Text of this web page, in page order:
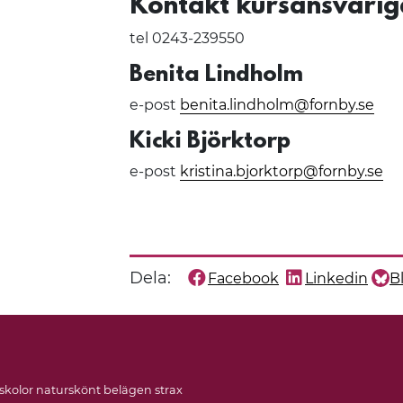
Kontakt
tel 0243-239550
Benita Lindholm
e-post benita.lindholm@fornby.se
Kicki Björktorp
e-post kristina.bjorktorp@fornby.se
Dela: Dela denna sida på
Facebook
Dela denna sida
Linkedin
naturskönt belägen strax